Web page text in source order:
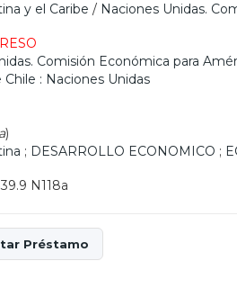
y el Caribe / Naciones Unidas.
Comisión Económica para
: Naciones Unidas
)
; DESARROLLO ECONOMICO ;
N118a